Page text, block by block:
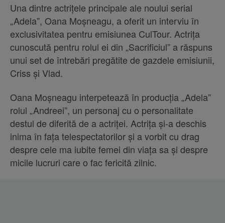
Una dintre actrițele principale ale noului serial
„Adela”, Oana Moșneagu, a oferit un interviu în
exclusivitatea pentru emisiunea CulTour. Actrița
cunoscută pentru rolul ei din „Sacrificiul” a răspuns
unui set de întrebări pregătite de gazdele emisiunii,
Criss și Vlad.
Oana Moșneagu interpetează în producția „Adela”
rolul „Andreei”, un personaj cu o personalitate
destul de diferită de a actriței. Actrița și-a deschis
inima în fața telespectatorilor și a vorbit cu drag
despre cele ma iubite femei din viața sa și despre
micile lucruri care o fac fericită zilnic.